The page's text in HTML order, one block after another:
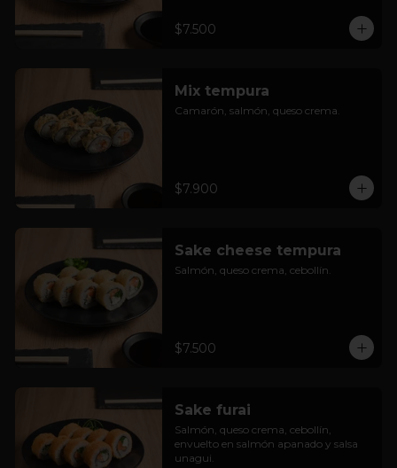
$7.500
Mix tempura
Camarón, salmón, queso crema.
$7.900
Sake cheese tempura
Salmón, queso crema, cebollín.
$7.500
Sake furai
Salmón, queso crema, cebollín,
envuelto en salmón apanado y salsa
unagui.